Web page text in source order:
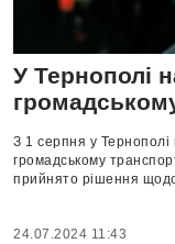
У Тернополі
З 1 серпня у
громадському
прийнято рішення
24.07.2024 11:43